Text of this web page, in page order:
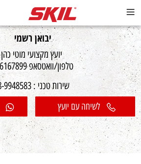
יבואן רשמי
יועץ מקצועי מוטי כהן
טלפון/וואטסאפ 08-6167899
שירות טכני : 08-9948583
לשיחה עם יועץ